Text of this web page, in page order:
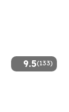
9.5(133)